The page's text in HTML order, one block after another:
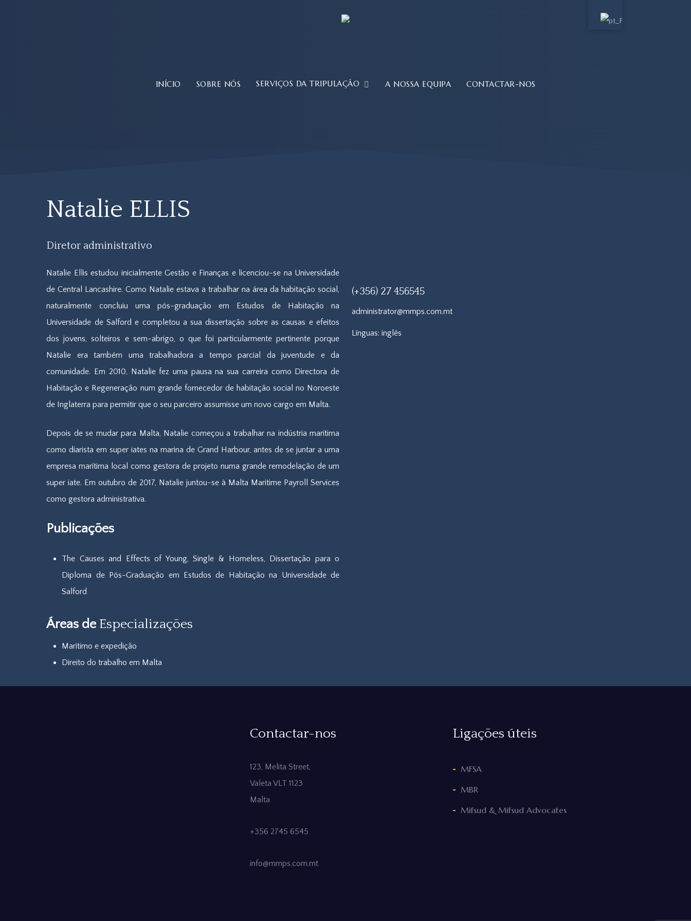
INÍCIO SOBRE NÓS SERVIÇOS DA TRIPULAÇÃO A NOSSA EQUIPA CONTACTAR-NOS
Natalie ELLIS
Diretor administrativo
Natalie Ellis estudou inicialmente Gestão e Finanças e licenciou-se na Universidade
de Central Lancashire. Como Natalie estava a trabalhar na área da habitação social,
naturalmente concluiu uma pós-graduação em Estudos de Habitação na
Universidade de Salford e completou a sua dissertação sobre as causas e efeitos
dos jovens, solteiros e sem-abrigo, o que foi particularmente pertinente porque
Natalie era também uma trabalhadora a tempo parcial da juventude e da
comunidade. Em 2010, Natalie fez uma pausa na sua carreira como Directora de
Habitação e Regeneração num grande fornecedor de habitação social no Noroeste
de Inglaterra para permitir que o seu parceiro assumisse um novo cargo em Malta.
Depois de se mudar para Malta, Natalie começou a trabalhar na indústria marítima
como diarista em super iates na marina de Grand Harbour, antes de se juntar a uma
empresa marítima local como gestora de projeto numa grande remodelação de um
super iate. Em outubro de 2017, Natalie juntou-se à Malta Maritime Payroll Services
como gestora administrativa.
Publicações
The Causes and Effects of Young, Single & Homeless, Dissertação para o
Diploma de Pós-Graduação em Estudos de Habitação na Universidade de
Salford
Áreas de Especializações
Marítimo e expedição
Direito do trabalho em Malta
(+356) 27 456545
administrator@mmps.com.mt
Línguas: inglês
Contactar-nos
123, Melita Street,
Valeta VLT 1123
Malta
+356 2745 6545
info@mmps.com.mt
Ligações úteis
MFSA
MBR
Mifsud & Mifsud Advocates